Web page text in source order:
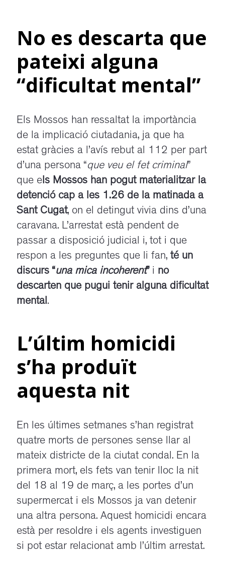
No es descarta que
pateixi alguna
“dificultat mental”
Els Mossos han ressaltat la importància
de la implicació ciutadania, ja que ha
estat gràcies a l’avís rebut al 112 per part
d’una persona “que veu el fet criminal”
que els Mossos han pogut materialitzar la
detenció cap a les 1.26 de la matinada a
Sant Cugat, on el detingut vivia dins d’una
caravana. L’arrestat està pendent de
passar a disposició judicial i, tot i que
respon a les preguntes que li fan, té un
discurs “una mica incoherent” i no
descarten que pugui tenir alguna dificultat
mental.
L’últim homicidi
s’ha produït
aquesta nit
En les últimes setmanes s’han registrat
quatre morts de persones sense llar al
mateix districte de la ciutat condal. En la
primera mort, els fets van tenir lloc la nit
del 18 al 19 de març, a les portes d’un
supermercat i els Mossos ja van detenir
una altra persona. Aquest homicidi encara
està per resoldre i els agents investiguen
si pot estar relacionat amb l’últim arrestat.